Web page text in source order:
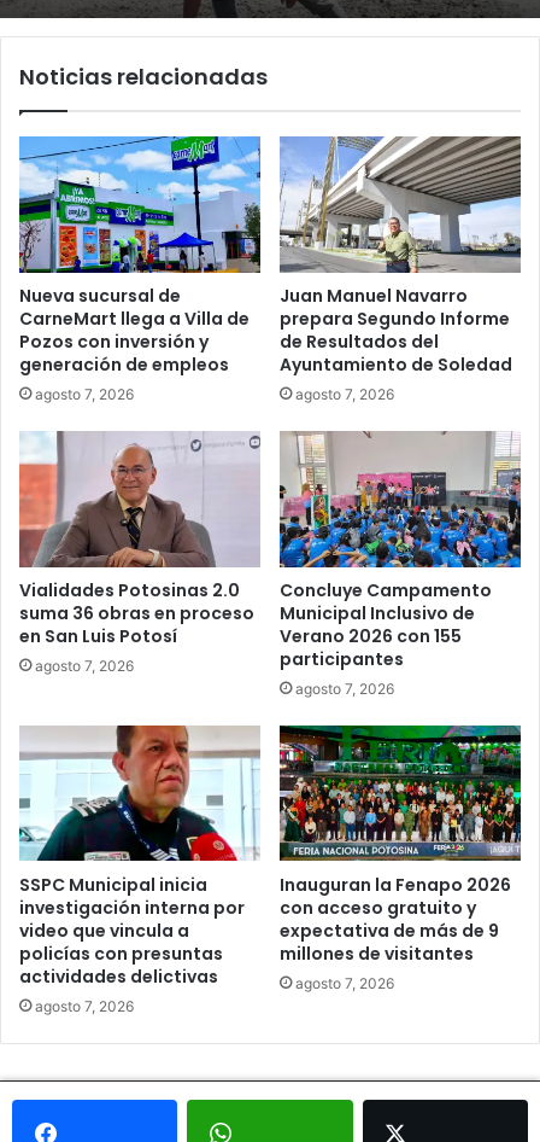
Noticias relacionadas
Nueva sucursal de
CarneMart llega a Villa de
Pozos con inversión y
generación de empleos
agosto 7, 2026
Juan Manuel Navarro
prepara Segundo Informe
de Resultados del
Ayuntamiento de Soledad
agosto 7, 2026
Vialidades Potosinas 2.0
suma 36 obras en proceso
en San Luis Potosí
agosto 7, 2026
Concluye Campamento
Municipal Inclusivo de
Verano 2026 con 155
participantes
agosto 7, 2026
SSPC Municipal inicia
investigación interna por
video que vincula a
policías con presuntas
actividades delictivas
agosto 7, 2026
Inauguran la Fenapo 2026
con acceso gratuito y
expectativa de más de 9
millones de visitantes
agosto 7, 2026
© Copyright 2026, Todos los derechos reservados - Metrópoli